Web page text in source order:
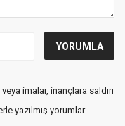
imalar, inançlara saldırı
yazılmış yorumlar